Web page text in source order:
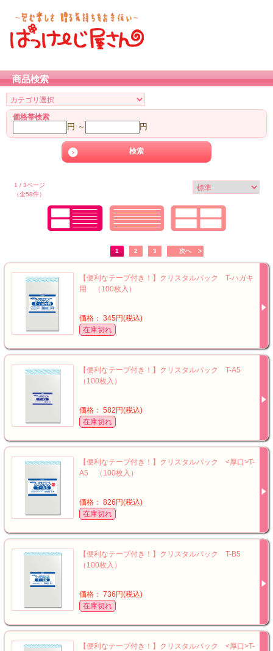
商品検索
価格帯検索
円 ～ 円
1 / 3ページ
（全58件）
1 2 3 次へ
【便利なテープ付き！】クリスタルパック T-ハガキ
用 （100枚入）
価格： 345円(税込)
在庫切れ
【便利なテープ付き！】クリスタルパック T-A5
（100枚入）
価格： 582円(税込)
在庫切れ
【便利なテープ付き！】クリスタルパック <厚口>T-
A5 （100枚入）
価格： 826円(税込)
在庫切れ
【便利なテープ付き！】クリスタルパック T-B5
（100枚入）
価格： 736円(税込)
在庫切れ
【便利なテープ付き！】クリスタルパック <厚口>T-